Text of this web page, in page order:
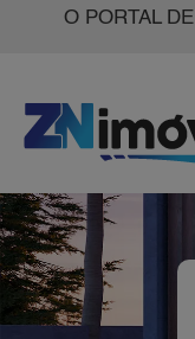
O PORTAL